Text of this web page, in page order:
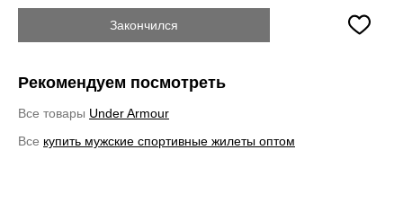
Закончился
Рекомендуем посмотреть
Все товары Under Armour
Все купить мужские спортивные жилеты оптом